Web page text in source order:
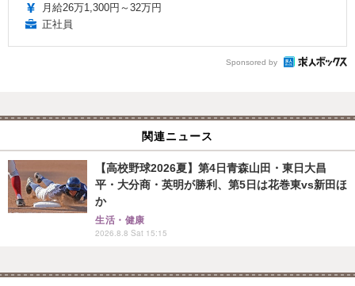
月給26万1,300円～32万円
正社員
Sponsored by
関連ニュース
【高校野球2026夏】第4日青森山田・東日大昌
平・大分商・英明が勝利、第5日は花巻東vs新田ほ
か
生活・健康
2026.8.8 Sat 15:15